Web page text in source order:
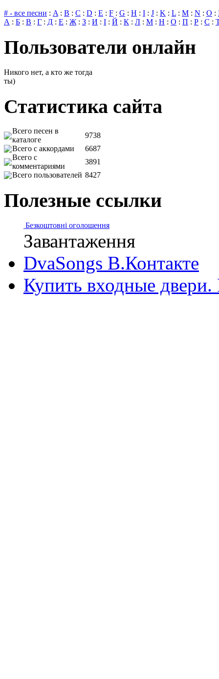
# - все песни : A : B : C : D : E : F : G : H : I : J : K : L : M : N : O :
А : Б : В : Г : Д : Е : Ж : З : И : І : Й : К : Л : М : Н : О : П : Р : С :
Пользователи онлайн
Никого нет, а кто же тогда
ты)
Статистика сайта
Всего песен в
каталоге
9738
Всего с аккордами
6687
Всего с
комментариями
3891
Всего пользователей 8427
Полезные ссылки
Безкоштовні оголошення
Завантаження
DvaSongs В.Контакте
Купить входные двери.